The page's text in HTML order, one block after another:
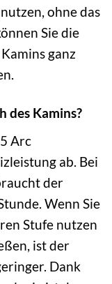
ohne das
Sie die
ganz
des Kamins?
Arc
ab. Bei
der
Wenn Sie
Stufe nutzen
ist der
Dank